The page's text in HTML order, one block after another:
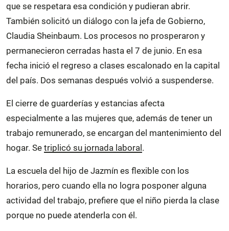
que se respetara esa condición y pudieran abrir.
También solicitó un diálogo con la jefa de Gobierno,
Claudia Sheinbaum. Los procesos no prosperaron y
permanecieron cerradas hasta el 7 de junio. En esa
fecha inició el regreso a clases escalonado en la capital
del país. Dos semanas después volvió a suspenderse.
El cierre de guarderías y estancias afecta
especialmente a las mujeres que, además de tener un
trabajo remunerado, se encargan del mantenimiento del
hogar. Se triplicó su jornada laboral.
La escuela del hijo de Jazmín es flexible con los
horarios, pero cuando ella no logra posponer alguna
actividad del trabajo, prefiere que el niño pierda la clase
porque no puede atenderla con él.